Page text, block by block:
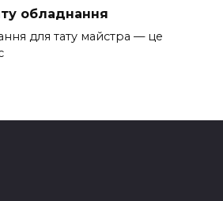
обладнання
для тату майстра — це